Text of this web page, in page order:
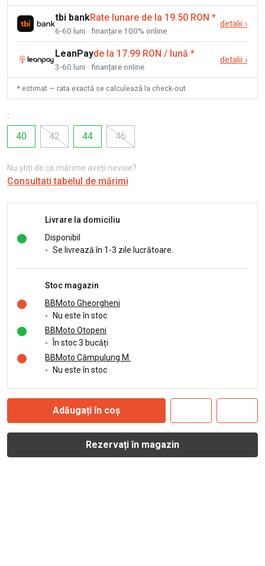
tbi bankRate lunare de la 19.50 RON *
6-60 luni · finanțare 100% online
detalii ›
LeanPayde la 17.99 RON / lună *
3-60 luni · finanțare online
detalii ›
* estimat — rata exactă se calculează la check-out
:
40
42 44 46
Nu știți de ce mărime aveți nevoie?
Consultați tabelul de mărimi
Livrare la domiciliu
Disponibil
- Se livrează în 1-3 zile lucrătoare.
Stoc magazin
BBMoto Gheorgheni
-
Nu este în stoc
BBMoto Otopeni
-
În stoc 3 bucăți
BBMoto Câmpulung M.
-
Nu este în stoc
Adăugați în coș
Rezervați în magazin